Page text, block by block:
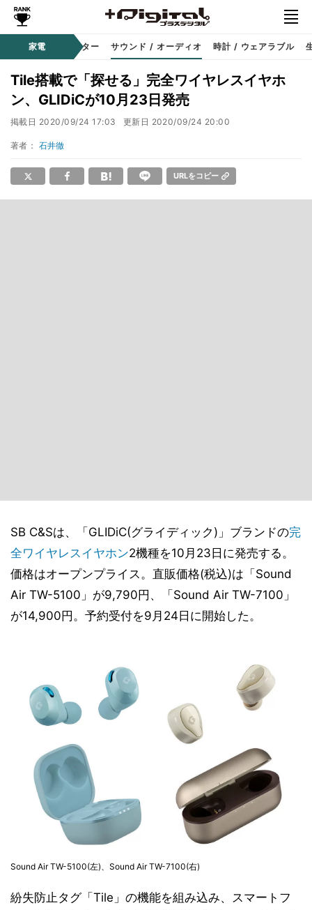
家電プロジェクター サウンド / オーディオ 時計 / ウェアラブル
Tile搭載で「探せる」完全ワイヤレスイヤホ
ン、GLIDiCが10月23日発売
掲載日 2020/09/24 17:03 更新日 2020/09/24 20:00
著者： 石井徹
URLをコピー
SB C&Sは、「GLIDiC(グライディック)」ブランドの完
全ワイヤレスイヤホン2機種を10月23日に発売する。
価格はオープンプライス。直販価格(税込)は「Sound
Air TW-5100」が9,790円、「Sound Air TW-7100」
が14,900円。予約受付を9月24日に開始した。
Sound Air TW-5100(左)、Sound Air TW-7100(右)
紛失防止タグ「Tile」の機能を組み込み、スマートフ